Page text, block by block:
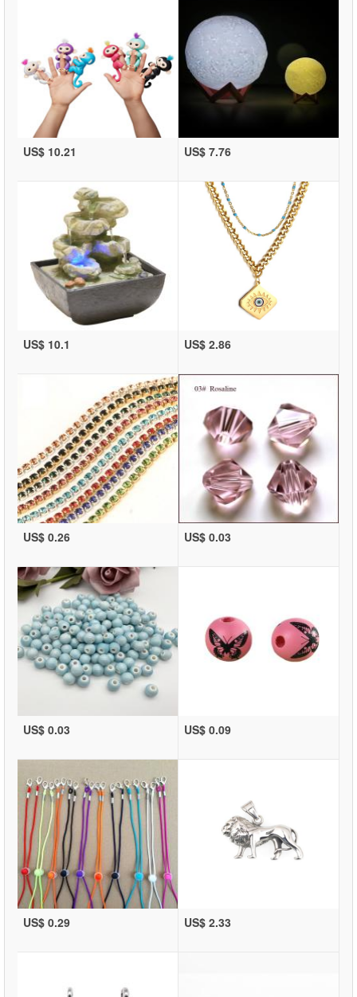
US$ 10.21 US$ 7.76
US$ 10.1 US$ 2.86
US$ 0.26 US$ 0.03
US$ 0.03 US$ 0.09
US$ 0.29 US$ 2.33